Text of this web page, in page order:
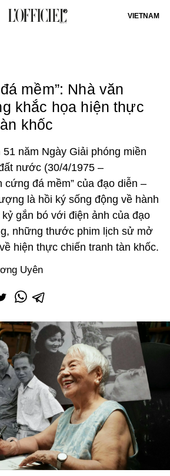
VIETNAM
mềm”: Nhà văn
khắc họa hiện thực
khốc
năm Ngày Giải phóng miền
nước (30/4/1975 –
cứng đá mềm” của đạo diễn –
là hồi ký sống động về hành
gắn bó với điện ảnh của đạo
những thước phim lịch sử mở
hiện thực chiến tranh tàn khốc.
Uyên